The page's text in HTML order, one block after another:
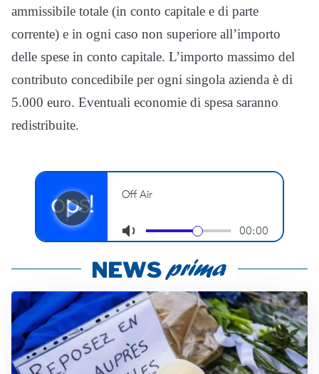
ammissibile totale (in conto capitale e di parte
corrente) e in ogni caso non superiore all’importo
delle spese in conto capitale. L’importo massimo del
contributo concedibile per ogni singola azienda è di
5.000 euro. Eventuali economie di spesa saranno
redistribuite.